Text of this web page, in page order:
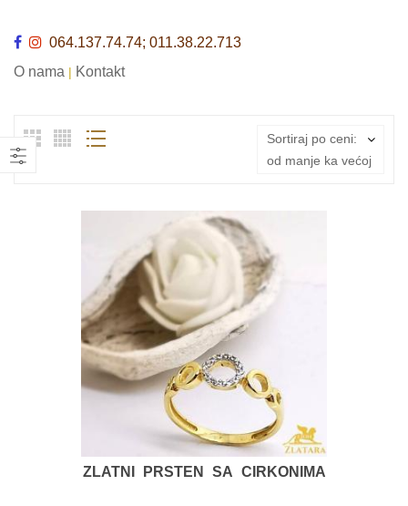
064.137.74.74; 011.38.22.713
O nama | Kontakt
Sortiraj po ceni:
od manje ka većoj
ZLATNI PRSTEN SA CIRKONIMA